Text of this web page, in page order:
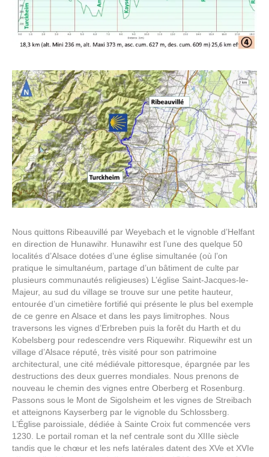
Nous quittons Ribeauvillé par Weyebach et le vignoble d’Helfant
en direction de Hunawihr. Hunawihr est l’une des quelque 50
localités d’Alsace dotées d’une église simultanée (où l’on
pratique le simultanéum, partage d’un bâtiment de culte par
plusieurs communautés religieuses) L’église Saint-Jacques-le-
Majeur, au sud du village se trouve sur une petite hauteur,
entourée d’un cimetière fortifié qui présente le plus bel exemple
de ce genre en Alsace et dans les pays limitrophes. Nous
traversons les vignes d’Erbreben puis la forêt du Harth et du
Kobelsberg pour redescendre vers Riquewihr. Riquewihr est un
village d’Alsace réputé, très visité pour son patrimoine
architectural, une cité médiévale pittoresque, épargnée par les
destructions des deux guerres mondiales. Nous prenons de
nouveau le chemin des vignes entre Oberberg et Rosenburg.
Passons sous le Mont de Sigolsheim et les vignes de Streibach
et atteignons Kayserberg par le vignoble du Schlossberg.
L’Église paroissiale, dédiée à Sainte Croix fut commencée vers
1230. Le portail roman et la nef centrale sont du XIIIe siècle
tandis que le chœur et les nefs latérales datent des XVe et XVIe